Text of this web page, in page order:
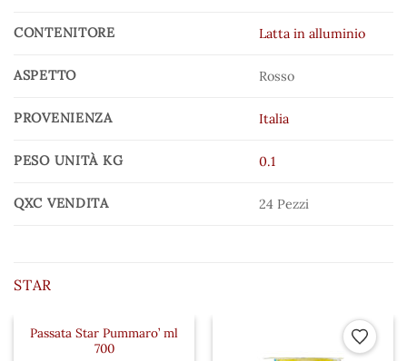
CONTENITORE Latta in alluminio
ASPETTO Rosso
PROVENIENZA Italia
PESO UNITÀ KG 0.1
QXC VENDITA 24 Pezzi
STAR
Aggiungi ai preferiti
Passata Star Pummaro’ ml
700
ai preferiti